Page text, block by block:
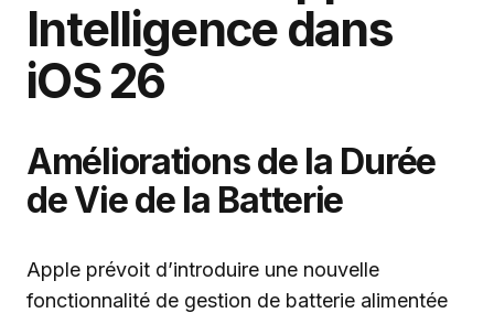
Intelligence dans
iOS 26
Améliorations de la Durée
de Vie de la Batterie
Apple prévoit d’introduire une nouvelle
fonctionnalité de gestion de batterie alimentée